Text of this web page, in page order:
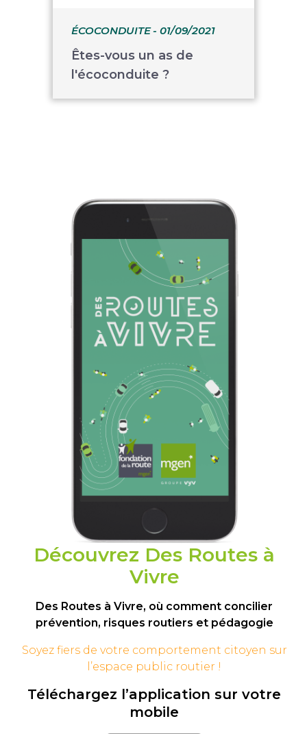
ÉCOCONDUITE- 01/09/2021
Êtes-vous un as de
l'écoconduite ?
Découvrez Des Routes à
Vivre
Des Routes à Vivre, où comment concilier
prévention, risques routiers et pédagogie
Soyez fiers de votre comportement citoyen sur
l’espace public routier !
Téléchargez l’application sur votre
mobile